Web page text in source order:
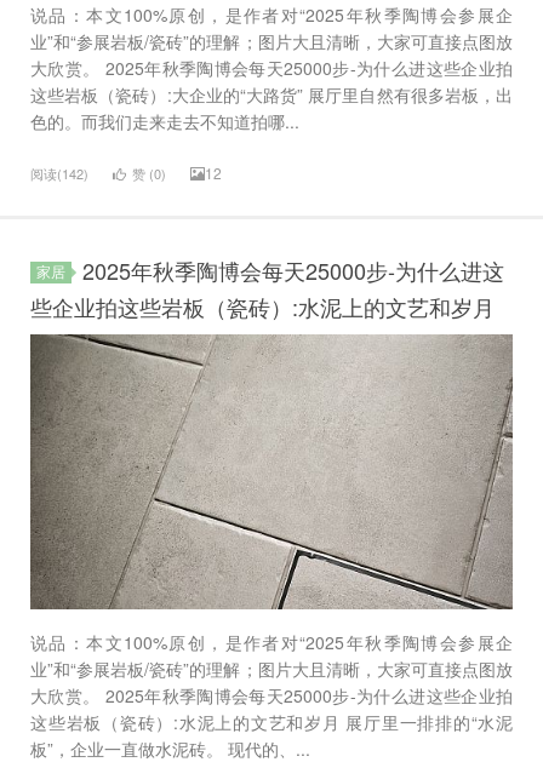
说品：本文100%原创，是作者对“2025年秋季陶博会参展企
业”和“参展岩板/瓷砖”的理解；图片大且清晰，大家可直接点图放
大欣赏。 2025年秋季陶博会每天25000步-为什么进这些企业拍
这些岩板（瓷砖）:大企业的“大路货” 展厅里自然有很多岩板，出
色的。而我们走来走去不知道拍哪...
阅读(142) 赞 (0) 12
家居
2025年秋季陶博会每天25000步-为什么进这
些企业拍这些岩板（瓷砖）:水泥上的文艺和岁月
说品：本文100%原创，是作者对“2025年秋季陶博会参展企
业”和“参展岩板/瓷砖”的理解；图片大且清晰，大家可直接点图放
大欣赏。 2025年秋季陶博会每天25000步-为什么进这些企业拍
这些岩板（瓷砖）:水泥上的文艺和岁月 展厅里一排排的“水泥
板”，企业一直做水泥砖。 现代的、...